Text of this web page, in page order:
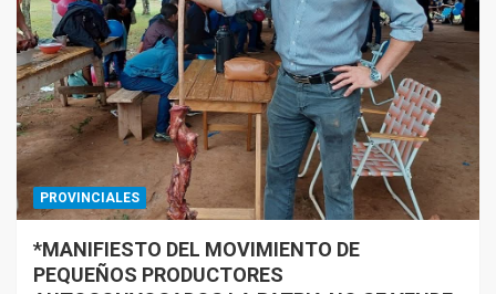
PROVINCIALES
*MANIFIESTO DEL MOVIMIENTO DE
PEQUEÑOS PRODUCTORES